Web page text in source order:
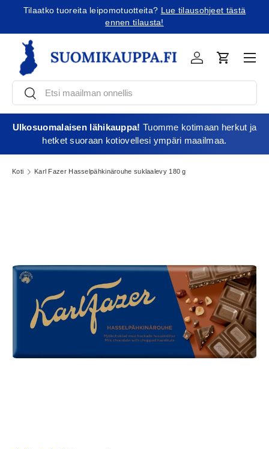
Tilaatko tuoreita leipomotuotteita? Lue tilausohjeet tästä
ennen tilausta!
EtsiEtsi
KirjauduOstoskori
Ulkosuomalaisen lähikauppa! Tuomme kotimaan herkut ja
hetket suoraan kotiovellesi ympäri maailmaa.
Koti Karl Fazer Hasselpähkinärouhe suklaalevy 180 g